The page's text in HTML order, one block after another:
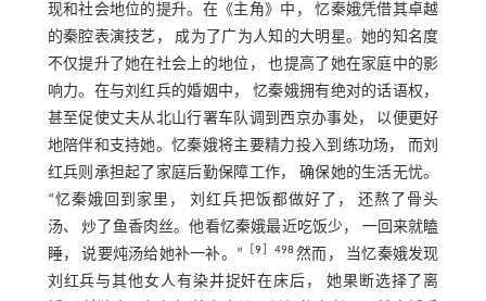
现和社会地位的提升。在《主角》中， 忆秦娥凭借其卓越
的秦腔表演技艺， 成为了广为人知的大明星。她的知名度
不仅提升了她在社会上的地位， 也提高了她在家庭中的影
响力。在与刘红兵的婚姻中， 忆秦娥拥有绝对的话语权，
甚至促使丈夫从北山行署车队调到西京办事处， 以便更好
地陪伴和支持她。忆秦娥将主要精力投入到练功场， 而刘
红兵则承担起了家庭后勤保障工作， 确保她的生活无忧。
“忆秦娥回到家里， 刘红兵把饭都做好了， 还熬了骨头
汤、 炒了鱼香肉丝。他看忆秦娥最近吃饭少， 一回来就瞌
睡， 说要炖汤给她补一补。” ［9 ］498然而， 当忆秦娥发现
刘红兵与其他女人有染并捉奸在床后， 她果断选择了离